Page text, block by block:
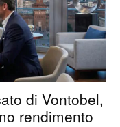
di Vontobel,
rendimento